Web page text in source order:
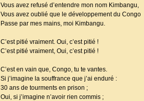
Vous avez refusé d’entendre mon nom Kimbangu,
Vous avez oublié que le développement du Congo
Passe par mes mains, moi Kimbangu.
C’est pitié vraiment. Oui, c’est pitié !
C’est pitié vraiment, Oui, c’est pitié !
C’est en vain que, Congo, tu te vantes.
Si j’imagine la souffrance que j’ai enduré :
30 ans de tourments en prison ;
Oui, si j’imagine n’avoir rien commis ;